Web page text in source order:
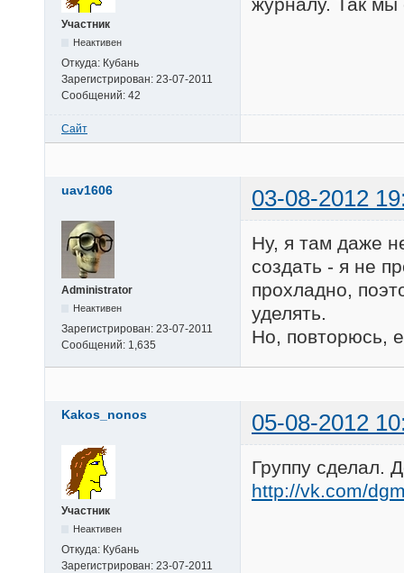
Участник
Неактивен
Откуда: Кубань
Зарегистрирован: 23-07-2011
Сообщений: 42
Сайт
uav1606 03-08-2012
Administrator
Неактивен
Зарегистрирован: 23-07-2011
Сообщений: 1,635
Ну, я там даже
создать - я не
прохладно,
уделять.
Но, повторюсь,
Kakos_nonos 05-08-2012
Участник
Неактивен
Откуда: Кубань
Зарегистрирован: 23-07-2011
Группу сделал.
http://vk.com/